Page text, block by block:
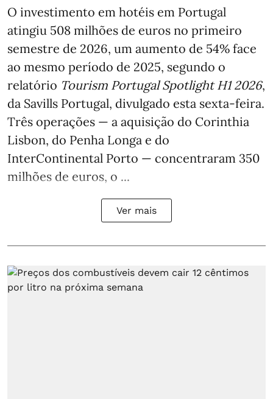
O investimento em hotéis em Portugal
atingiu 508 milhões de euros no primeiro
semestre de 2026, um aumento de 54% face
ao mesmo período de 2025, segundo o
relatório Tourism Portugal Spotlight H1 2026,
da Savills Portugal, divulgado esta sexta-feira.
Três operações — a aquisição do Corinthia
Lisbon, do Penha Longa e do
InterContinental Porto — concentraram 350
milhões de euros, o ...
Ver mais